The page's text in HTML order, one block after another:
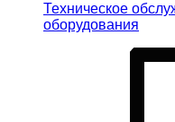
Техническое
оборудования